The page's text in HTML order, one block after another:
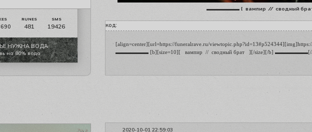
481 19426
НУЖНА ВОДА
на 80% вода
▬▬▬▬▬▬ [ вампир // сводный
код:
[align=center][url=https://funeralrave.ru/
▬▬▬▬▬▬ [b][size=10][   вампир  //  сводный брат   ][/size][/b] ▬▬▬▬▬▬[/
2020-10-01 22:59:03